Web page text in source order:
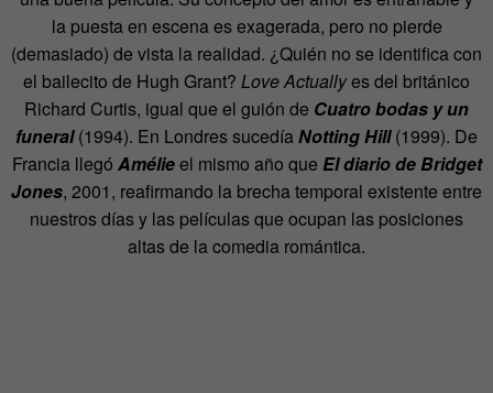
la puesta en escena es exagerada, pero no pierde
(demasiado) de vista la realidad. ¿Quién no se identifica con
el bailecito de Hugh Grant? Love Actuallyes del británico
Richard Curtis, igual que el guión de Cuatro bodas y un
funeral(1994). En Londres sucedía Notting Hill(1999). De
Francia llegó Amélieel mismo año que El diario de Bridget
Jones, 2001, reafirmando la brecha temporal existente entre
nuestros días y las películas que ocupan las posiciones
altas de la comedia romántica.